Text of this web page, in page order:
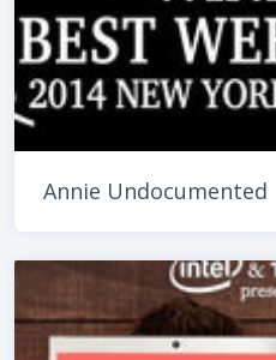
Annie Undocumented